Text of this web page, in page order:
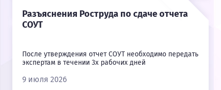
Разъяснения Роструда по сдаче отчета
СОУТ
После утверждения отчет СОУТ необходимо передать
экспертам в течении 3х рабочих дней
9 июля 2026